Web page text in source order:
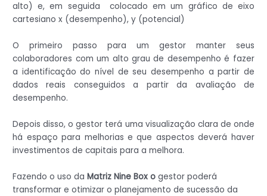
alto) e, em seguida colocado em um gráfico de eixo
cartesiano x (desempenho), y (potencial)
O primeiro passo para um gestor manter seus
colaboradores com um alto grau de desempenho é fazer
a identificação do nível de seu desempenho a partir de
dados reais conseguidos a partir da avaliação de
desempenho.
Depois disso, o gestor terá uma visualização clara de onde
há espaço para melhorias e que aspectos deverá haver
investimentos de capitais para a melhora.
Fazendo o uso da Matriz Nine Box o gestor poderá
transformar e otimizar o planejamento de sucessão da